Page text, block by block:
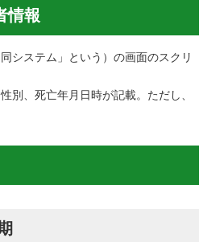
情報
システム」という）の画面のスクリ
別、死亡年月日時が記載。ただし、